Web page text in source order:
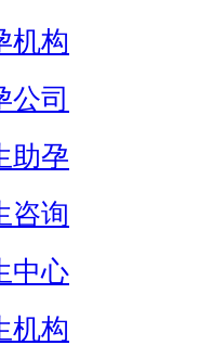
机构
公司
助孕
咨询
中心
机构